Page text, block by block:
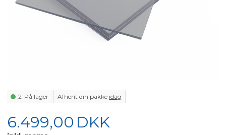
2 På lager Afhent din pakke idag
6.499,00 DKK